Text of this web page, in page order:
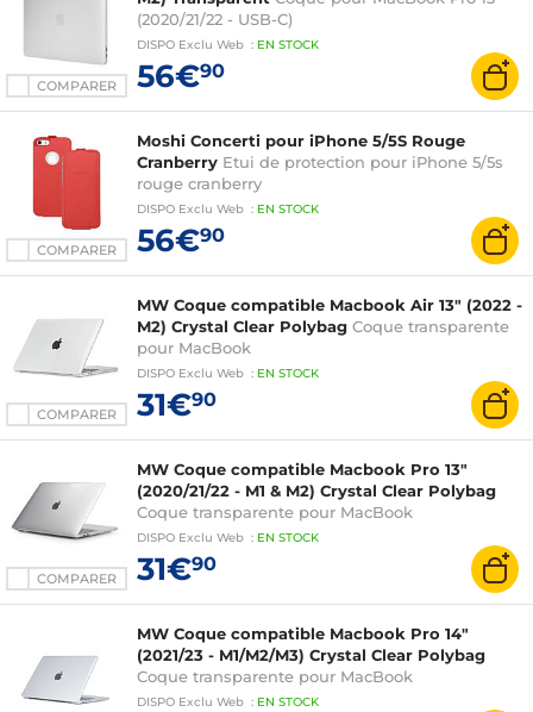
COMPARER
(2020/21/22 - USB-C)
DISPO Exclu Web : EN STOCK
56€90
COMPARER
Moshi Concerti pour iPhone 5/5S Rouge
Cranberry Etui de protection pour iPhone 5/5s
rouge cranberry
DISPO Exclu Web : EN STOCK
56€90
COMPARER
MW Coque compatible Macbook Air 13" (2022 -
M2) Crystal Clear Polybag Coque transparente
pour MacBook
DISPO Exclu Web : EN STOCK
31€90
COMPARER
MW Coque compatible Macbook Pro 13"
(2020/21/22 - M1 & M2) Crystal Clear Polybag
Coque transparente pour MacBook
DISPO Exclu Web : EN STOCK
31€90
MW Coque compatible Macbook Pro 14"
(2021/23 - M1/M2/M3) Crystal Clear Polybag
Coque transparente pour MacBook
DISPO Exclu Web : EN STOCK